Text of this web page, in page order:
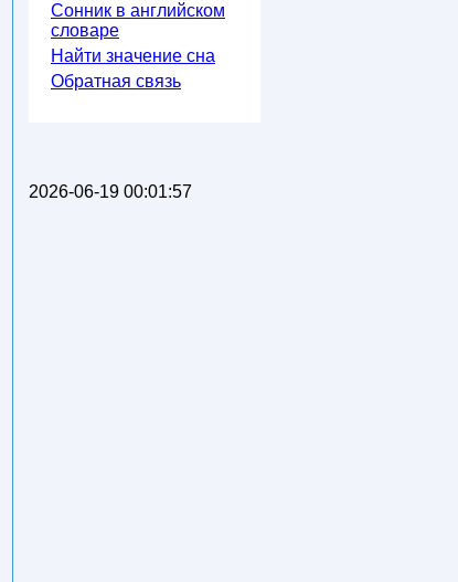
Сонник в английском
словаре
Найти значение сна
Обратная связь
2026-06-19 00:01:57